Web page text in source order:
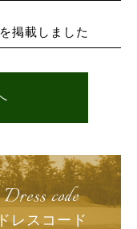
掲載しました
Dress code
ドレスコード